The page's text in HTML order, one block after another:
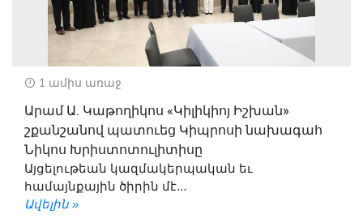
1 ամիս առաջ
Արամ Ա. Կաթողիկոս «Կիլիկիոյ Իշխան»
շքանշանով պատուեց Կիպրոսի նախագահ
Նիկոս Խրիստոտուլիտիսը
Այցելութեան կազմակերպական եւ
համայնքային ծիրին մէ...
Ավելին »